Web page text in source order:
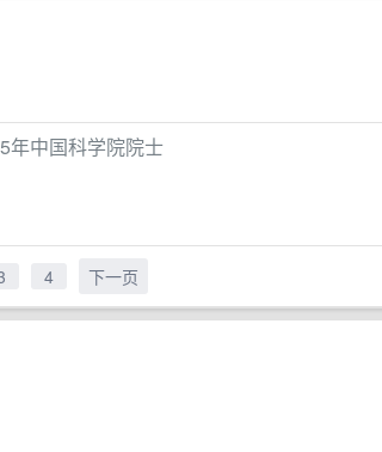
年中国科学院院士
4 下一页